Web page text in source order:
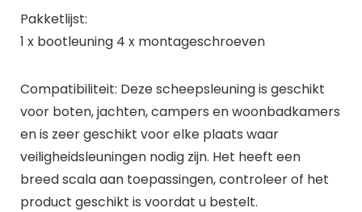
Pakketlijst:
1 x bootleuning 4 x montageschroeven
Compatibiliteit: Deze scheepsleuning is geschikt
voor boten, jachten, campers en woonbadkamers
en is zeer geschikt voor elke plaats waar
veiligheidsleuningen nodig zijn. Het heeft een
breed scala aan toepassingen, controleer of het
product geschikt is voordat u bestelt.